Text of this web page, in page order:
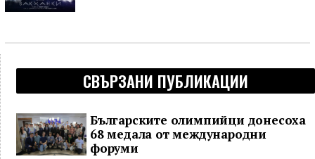
СВЪРЗАНИ ПУБЛИКАЦИИ
Българските олимпийци донесоха
68 медала от международни
форуми